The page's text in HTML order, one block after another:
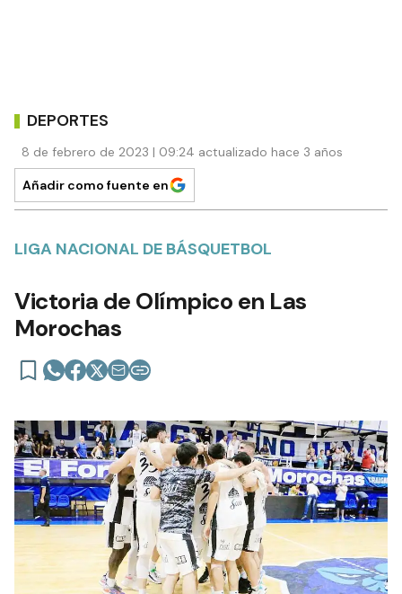
DEPORTES
8 de febrero de 2023 | 09:24 actualizado hace 3 años
Añadir como fuente en
LIGA NACIONAL DE BÁSQUETBOL
Victoria de Olímpico en Las
Morochas